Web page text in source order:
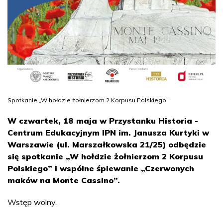
Spotkanie „W hołdzie żołnierzom 2 Korpusu Polskiego”
W czwartek, 18 maja w Przystanku Historia -
Centrum Edukacyjnym IPN im. Janusza Kurtyki w
Warszawie (ul. Marszałkowska 21/25) odbędzie
się spotkanie „W hołdzie żołnierzom 2 Korpusu
Polskiego” i wspólne śpiewanie „Czerwonych
maków na Monte Cassino”.
Wstęp wolny.